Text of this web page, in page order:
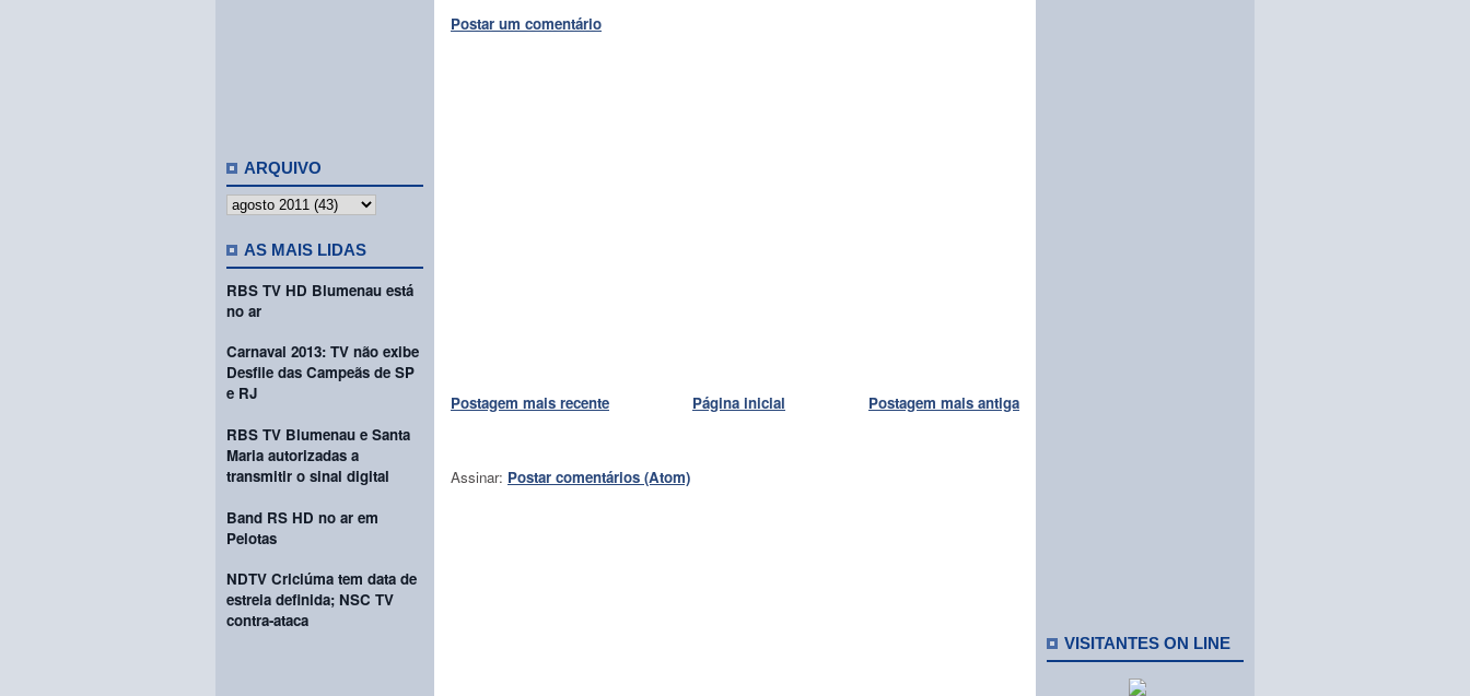
ARQUIVO
AS MAIS LIDAS
RBS TV HD Blumenau está
no ar
Carnaval 2013: TV não exibe
Desfile das Campeãs de SP
e RJ
RBS TV Blumenau e Santa
Maria autorizadas a
transmitir o sinal digital
Band RS HD no ar em
Pelotas
NDTV Criciúma tem data de
estreia definida; NSC TV
contra-ataca
Postar um comentário
Postagem mais recente Postagem mais antiga
Página inicial
Assinar: Postar comentários (Atom)
VISITANTES ON LINE